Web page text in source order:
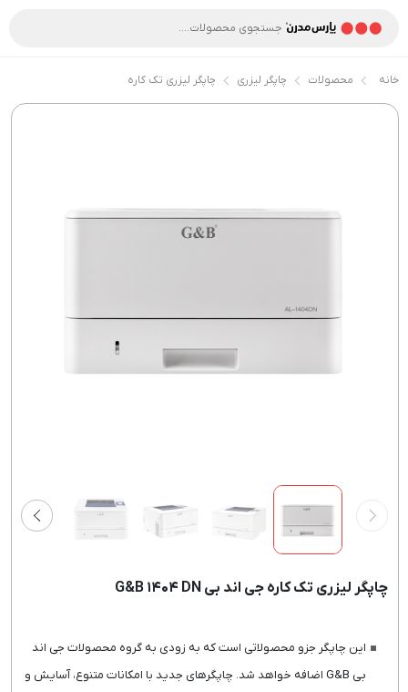
خانه محصولات چاپگر لیزری چاپگر لیزری تک کاره
چاپگر لیزری تک کاره جی اند بی G&B ۱۴۰۴ DN
این چاپگر جزو محصولاتی است که به زودی به گروه محصولات جی اند
بی G&B اضافه خواهد شد. چاپگرهای جدید با امکانات متنوع، آسایش و